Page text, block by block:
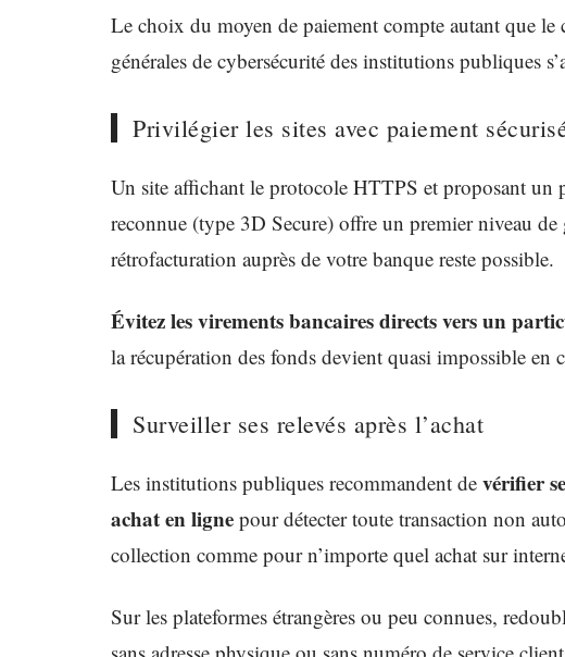
Le choix du moyen de paiement compte autant que
générales de cybersécurité des institutions publiques
Privilégier les sites avec paiement
Un site affichant le protocole HTTPS et proposant un
reconnue (type 3D Secure) offre un premier niveau
rétrofacturation auprès de votre banque reste possible.
Évitez les virements bancaires directs vers un
la récupération des fonds devient quasi impossible en
Surveiller ses relevés après l’achat
Les institutions publiques recommandent de vérifier
achat en ligne pour détecter toute transaction non
collection comme pour n’importe quel achat sur
Sur les plateformes étrangères ou peu connues,